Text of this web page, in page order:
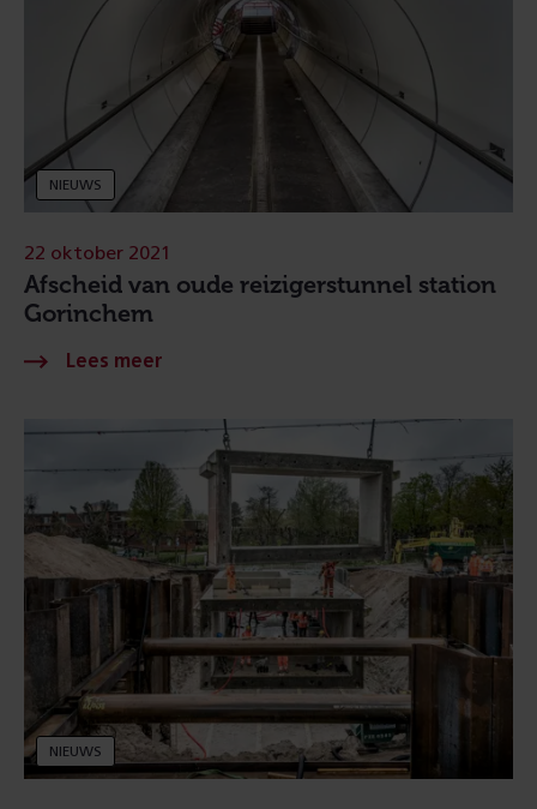
NIEUWS
Afscheid van oude reizigerstunnel station
Gorinchem
22 oktober 2021
NIEUWS